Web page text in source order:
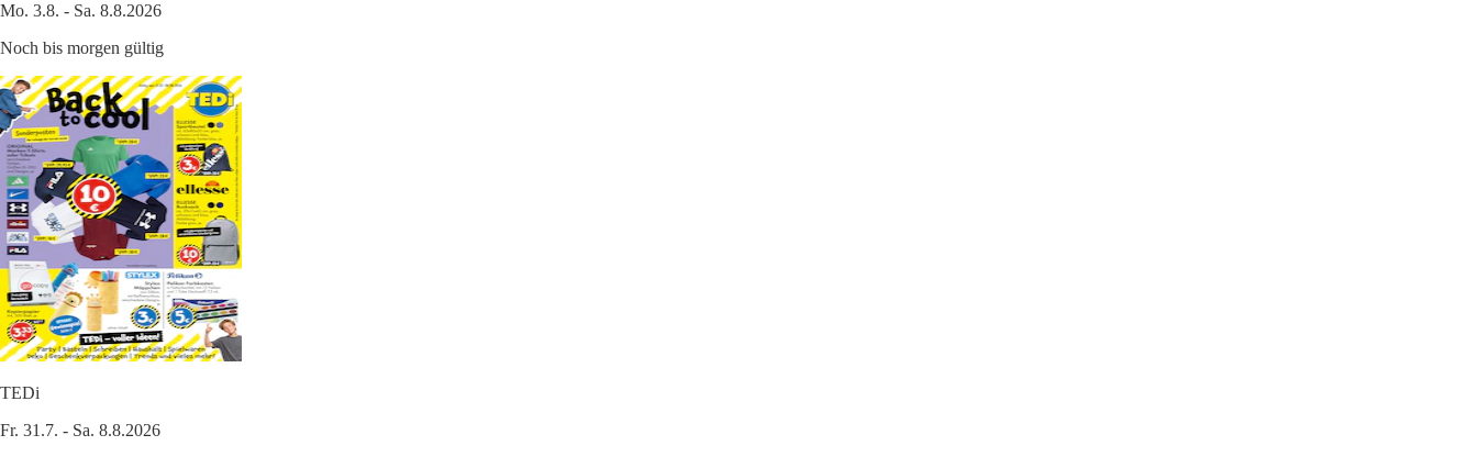
Mo. 3.8. - Sa. 8.8.2026
Noch bis morgen gültig
TEDi
Fr. 31.7. - Sa. 8.8.2026